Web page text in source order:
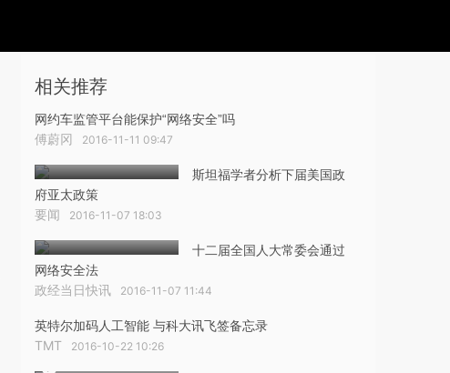
相关推荐
网约车监管平台能保护“网络安全”吗
傅蔚冈 2016-11-11 09:47
斯坦福学者分析下届美国政
府亚太政策
要闻 2016-11-07 18:03
十二届全国人大常委会通过
网络安全法
政经当日快讯 2016-11-07 11:44
英特尔加码人工智能 与科大讯飞签备忘录
TMT 2016-10-22 10:26